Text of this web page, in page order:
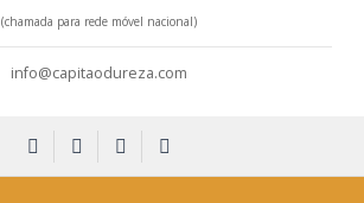
(chamada para rede móvel nacional)
info@capitaodureza.com